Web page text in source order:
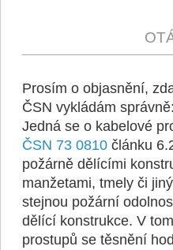
Prosím o objasnění,
ČSN vykládám správně:
Jedná se o kabelové
ČSN 73 0810článku
požárně dělícími
manžetami, tmely či
stejnou požární
dělící konstrukce. V
prostupů se těsnění